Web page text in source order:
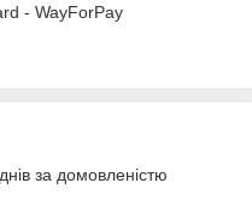
- WayForPay
за домовленістю